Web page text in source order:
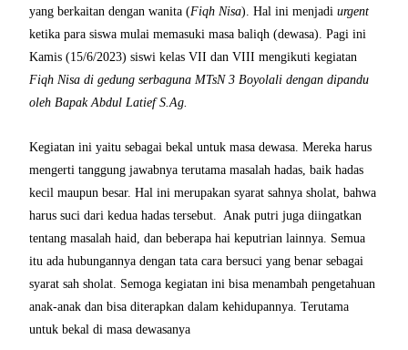
yang berkaitan dengan wanita (Fiqh Nisa). Hal ini menjadi urgent
ketika para siswa mulai memasuki masa baliqh (dewasa). Pagi ini
Kamis (15/6/2023) siswi kelas VII dan VIII mengikuti kegiatan
Fiqh Nisa di gedung serbaguna MTsN 3 Boyolali dengan dipandu
oleh Bapak Abdul Latief S.Ag.
Kegiatan ini yaitu sebagai bekal untuk masa dewasa. Mereka harus
mengerti tanggung jawabnya terutama masalah hadas, baik hadas
kecil maupun besar. Hal ini merupakan syarat sahnya sholat, bahwa
harus suci dari kedua hadas tersebut. Anak putri juga diingatkan
tentang masalah haid, dan beberapa hai keputrian lainnya. Semua
itu ada hubungannya dengan tata cara bersuci yang benar sebagai
syarat sah sholat. Semoga kegiatan ini bisa menambah pengetahuan
anak-anak dan bisa diterapkan dalam kehidupannya. Terutama
untuk bekal di masa dewasanya